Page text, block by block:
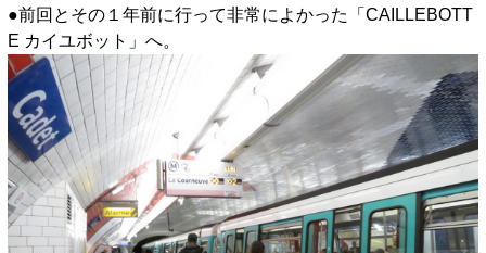
●前回とその１年前に行って非常によかった「CAILLEBOTT
E カイユボット」へ。